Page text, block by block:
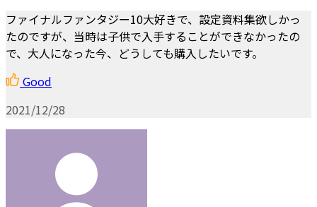
ファイナルファンタジー10大好きで、設定資料集欲しかっ
たのですが、当時は子供で入手することができなかったの
で、大人になった今、どうしても購入したいです。
Good
2021/12/28